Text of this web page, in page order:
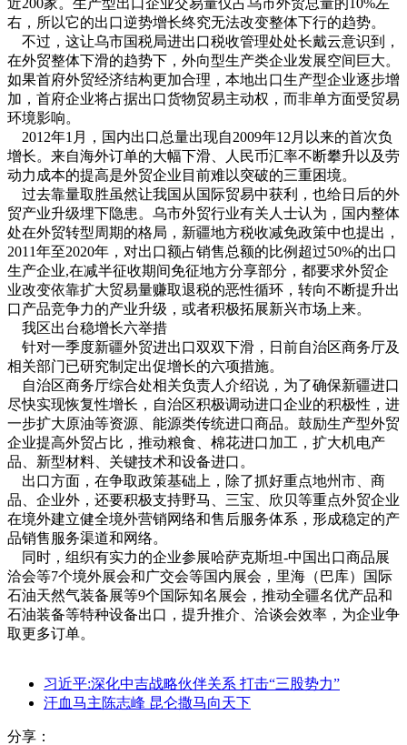
右，所以它的出口逆势增长终究无法改变整体下行的趋势。
不过，这让乌市国税局进出口税收管理处处长戴云意识到，
在外贸整体下滑的趋势下，外向型生产类企业发展空间巨大。
如果首府外贸经济结构更加合理，本地出口生产型企业逐步增
加，首府企业将占据出口货物贸易主动权，而非单方面受贸易
环境影响。
2012年1月，国内出口总量出现自2009年12月以来的首次负
增长。来自海外订单的大幅下滑、人民币汇率不断攀升以及劳
动力成本的提高是外贸企业目前难以突破的三重困境。
过去靠量取胜虽然让我国从国际贸易中获利，也给日后的外
贸产业升级埋下隐患。乌市外贸行业有关人士认为，国内整体
处在外贸转型周期的格局，新疆地方税收减免政策中也提出，
2011年至2020年，对出口额占销售总额的比例超过50%的出口
生产企业,在减半征收期间免征地方分享部分，都要求外贸企
业改变依靠扩大贸易量赚取退税的恶性循环，转向不断提升出
口产品竞争力的产业升级，或者积极拓展新兴市场上来。
我区出台稳增长六举措
针对一季度新疆外贸进出口双双下滑，日前自治区商务厅及
相关部门已研究制定出促增长的六项措施。
自治区商务厅综合处相关负责人介绍说，为了确保新疆进口
尽快实现恢复性增长，自治区积极调动进口企业的积极性，进
一步扩大原油等资源、能源类传统进口商品。鼓励生产型外贸
企业提高外贸占比，推动粮食、棉花进口加工，扩大机电产
品、新型材料、关键技术和设备进口。
出口方面，在争取政策基础上，除了抓好重点地州市、商
品、企业外，还要积极支持野马、三宝、欣贝等重点外贸企业
在境外建立健全境外营销网络和售后服务体系，形成稳定的产
品销售服务渠道和网络。
同时，组织有实力的企业参展哈萨克斯坦-中国出口商品展
洽会等7个境外展会和广交会等国内展会，里海（巴库）国际
石油天然气装备展等9个国际知名展会，推动全疆名优产品和
石油装备等特种设备出口，提升推介、洽谈会效率，为企业争
取更多订单。
习近平:深化中吉战略伙伴关系 打击“三股势力”
汗血马主陈志峰 昆仑撒马向天下
分享：